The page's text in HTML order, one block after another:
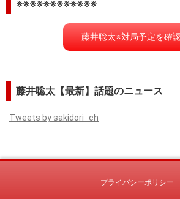
※※※※※※※※※※※※
藤井聡太※対局予定を確
藤井聡太【最新】話題のニュース
Tweets by sakidori_ch
プライバシーポリシー